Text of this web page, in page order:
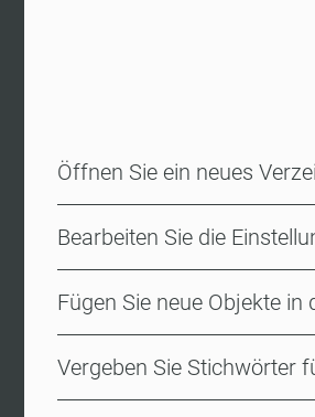
Öffnen Sie ein neues
Bearbeiten Sie die
Fügen Sie neue Objekte in
Vergeben Sie Stichwörter